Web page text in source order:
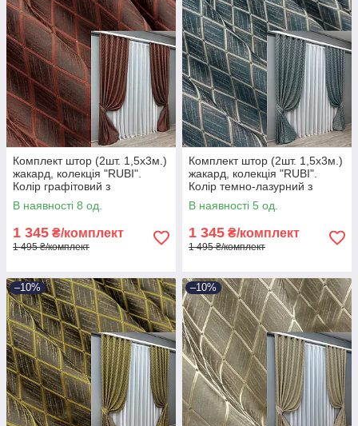
Комплект штор (2шт. 1,5х3м.)
жакард, колекція "RUBI".
Колір графітовий з
теракотовим. Код 1762ш 33-
0717
В наявності 8 од.
1 345 ₴/комплект
1 495 ₴/комплект
Комплект штор (2шт. 1,5х3м.)
жакард, колекція "RUBI".
Колір темно-лазурний з
молочним. Код 1761ш 33-
0721
В наявності 5 од.
1 345 ₴/комплект
1 495 ₴/комплект
–10% –10%